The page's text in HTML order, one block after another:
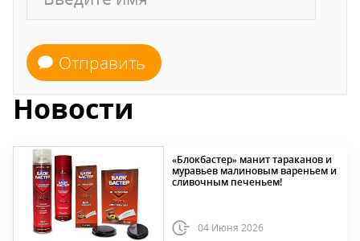
Отправить
Новости
«Блокбастер» манит тараканов и
муравьев малиновым вареньем и
сливочным печеньем!
04 Июня 2026